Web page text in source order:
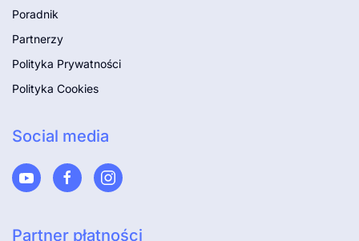
Poradnik
Partnerzy
Polityka Prywatności
Polityka Cookies
Social media
Partner płatności